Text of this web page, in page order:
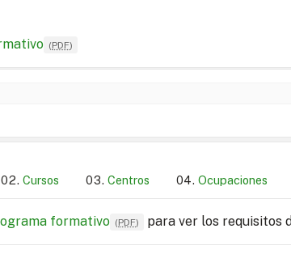
(PDF)
Cursos Centros Ocupaciones
formativo (PDF) para ver los requisitos